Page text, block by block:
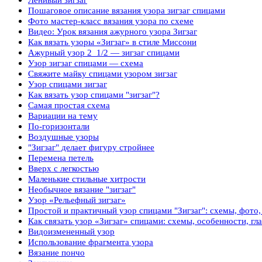
Пошаговое описание вязания узора зигзаг спицами
Фото мастер-класс вязания узора по схеме
Видео: Урок вязания ажурного узора Зигзаг
Как вязать узоры «Зигзаг» в стиле Миссони
Ажурный узор 2_1/2 — зигзаг спицами
Узор зигзаг спицами — схема
Свяжите майку спицами узором зигзаг
Узор спицами зигзаг
Как вязать узор спицами "зигзаг"?
Самая простая схема
Вариации на тему
По-горизонтали
Воздушные узоры
"Зигзаг" делает фигуру стройнее
Перемена петель
Вверх с легкостью
Маленькие стильные хитрости
Необычное вязание "зигзаг"
Узор «Рельефный зигзаг»
Простой и практичный узор спицами "Зигзаг": схемы,
Как связать узор «Зигзаг» спицами: схемы, особенности,
Видоизмененный узор
Использование фрагмента узора
Вязание пончо